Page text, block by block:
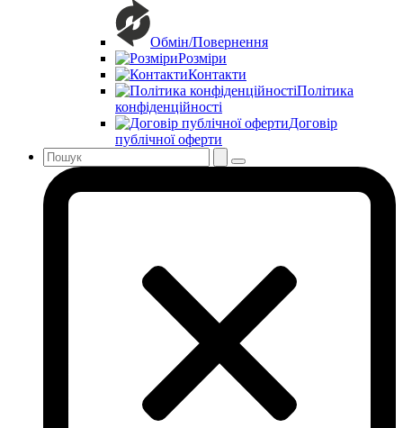
Обмін/Повернення
Розміри
Контакти
Політика
конфіденційності
Договір
публічної оферти